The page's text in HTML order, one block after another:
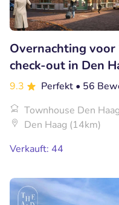
Overnachting
check-out in Den
9.3 Perfekt • 56
Townhouse Den Haag
Den Haag (14km)
Verkauft: 44